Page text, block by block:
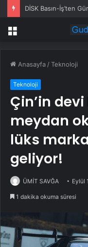
Menü
Anasayfa /Teknoloji
Teknoloji
Çin’in devi
meydan
lüks
geliyor!
ÜMİT SAVĞA Eylül
1 dakika okuma süresi